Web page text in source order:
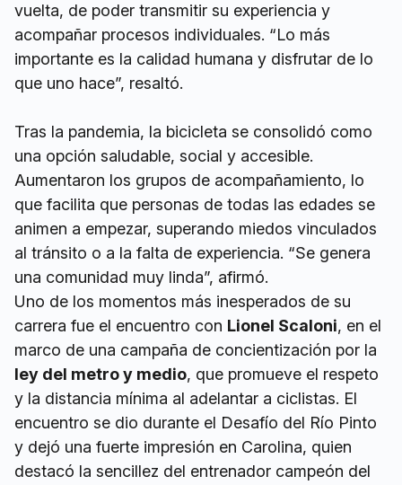
vuelta, de poder transmitir su experiencia y
acompañar procesos individuales. “Lo más
importante es la calidad humana y disfrutar de lo
que uno hace”, resaltó.
Tras la pandemia, la bicicleta se consolidó como
una opción saludable, social y accesible.
Aumentaron los grupos de acompañamiento, lo
que facilita que personas de todas las edades se
animen a empezar, superando miedos vinculados
al tránsito o a la falta de experiencia. “Se genera
una comunidad muy linda”, afirmó.
Uno de los momentos más inesperados de su
carrera fue el encuentro con Lionel Scaloni, en el
marco de una campaña de concientización por la
ley del metro y medio, que promueve el respeto
y la distancia mínima al adelantar a ciclistas. El
encuentro se dio durante el Desafío del Río Pinto
y dejó una fuerte impresión en Carolina, quien
destacó la sencillez del entrenador campeón del